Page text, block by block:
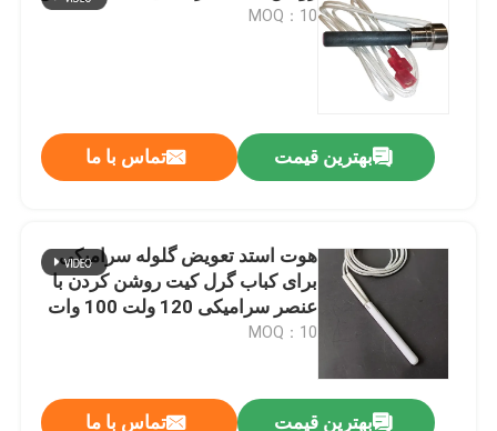
MOQ：10
بهترین قیمت تماس با ما
هوت استد تعویض گلوله سرامیکی
برای کباب گرل کیت روشن کردن با
عنصر سرامیکی 120 ولت 100 وات
MOQ：10
بهترین قیمت تماس با ما